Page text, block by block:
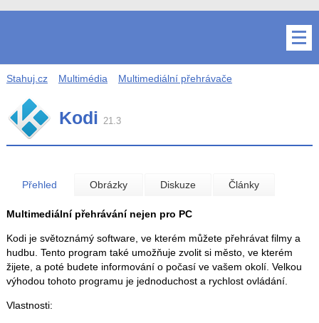
Stahuj.cz Multimédia Multimediální přehrávače
Kodi 21.3
Přehled Obrázky Diskuze Články
Multimediální přehrávání nejen pro PC
Kodi je světoznámý software, ve kterém můžete přehrávat filmy a
hudbu. Tento program také umožňuje zvolit si město, ve kterém
žijete, a poté budete informování o počasí ve vašem okolí. Velkou
výhodou tohoto programu je jednoduchost a rychlost ovládání.
Vlastnosti: